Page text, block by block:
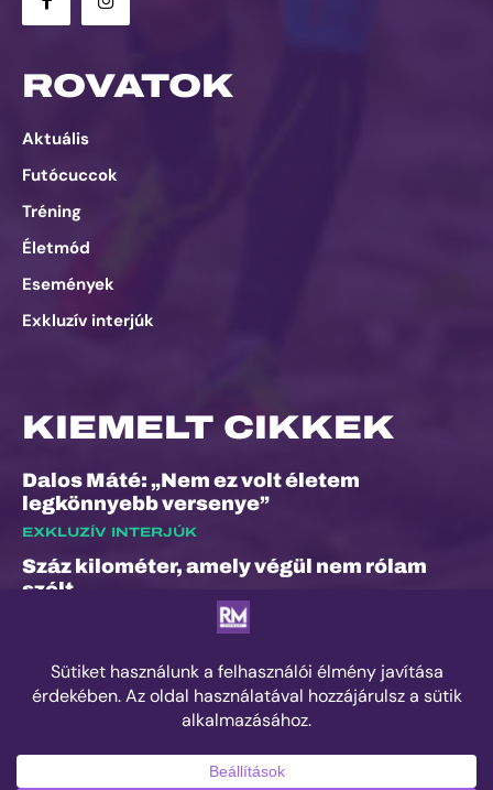
ROVATOK
Aktuális
Futócuccok
Tréning
Életmód
Események
Exkluzív interjúk
KIEMELT CIKKEK
Dalos Máté: „Nem ez volt életem
legkönnyebb versenye”
EXKLUZÍV INTERJÚK
Száz kilométer, amely végül nem rólam
szólt
fájdalom és a szenvedés nem rossz dolog”
– Interjú Lénárt Krisztiánnal, a Daráló új
pályacsúcstartójával
EDZÉS